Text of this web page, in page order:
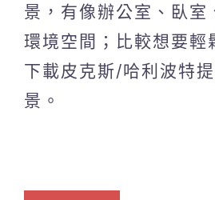
景，有像辦公室、臥室
環境空間；比較想要輕
下載皮克斯/哈利波特
景。